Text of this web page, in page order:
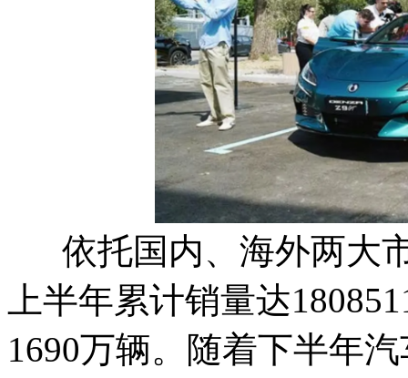
依托国内、海外两大
上半年累计销量达
1690万辆。随着下半年